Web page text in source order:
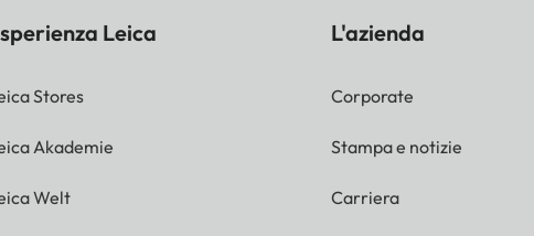
Leica
Stores
Akademie
Welt
L'azienda
Corporate
Stampa e notizie
Carriera